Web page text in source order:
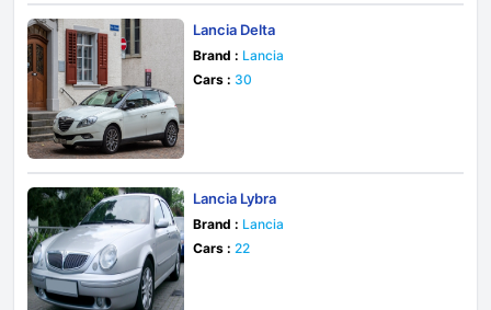
Lancia Delta
Brand : Lancia
Cars : 30
Lancia Lybra
Brand : Lancia
Cars : 22